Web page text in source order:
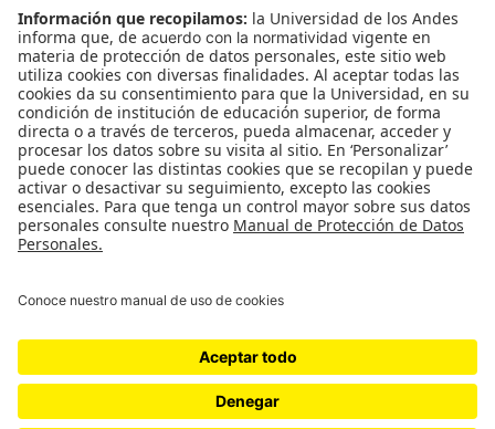
Departamento de Arte-Facultad de Artes y
Universidad de los Andes